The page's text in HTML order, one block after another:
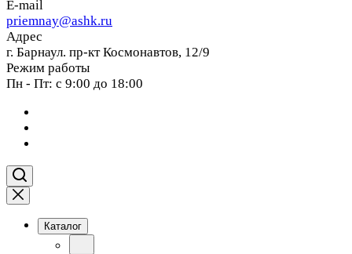
E-mail
priemnay@ashk.ru
Адрес
г. Барнаул. пр-кт Космонавтов, 12/9
Режим работы
Пн - Пт: с 9:00 до 18:00
Каталог